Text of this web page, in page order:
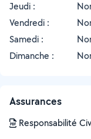
Jeudi :
Vendredi :
Samedi :
Dimanche :
Assurances
Responsabilité